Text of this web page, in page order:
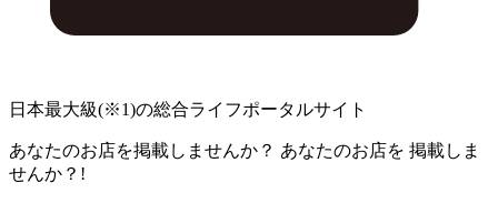
日本最大級(※1)の総合ライフポータルサイト
あなたのお店を掲載しませんか？ あなたのお店を 掲載しま
せんか？!